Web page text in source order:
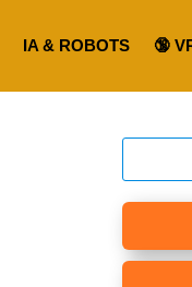
IA & ROBOTS 🔞